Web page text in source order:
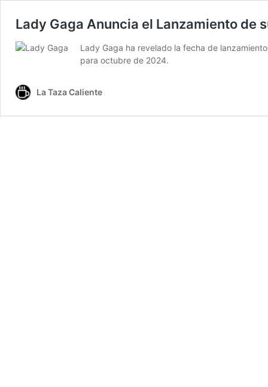
Lady Gaga Anuncia el Lanzamiento de
Lady Gaga ha revelado la fecha de
para octubre de 2024.
La Taza Caliente